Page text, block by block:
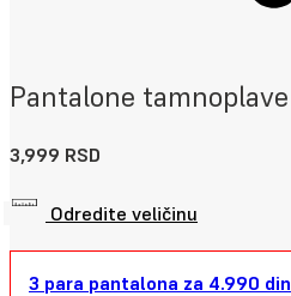
Pantalone tamnoplave
3,999 RSD
Odredite veličinu
3 para pantalona za 4.990 din